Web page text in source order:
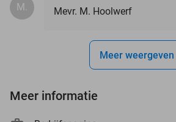
M. Mevr. M. Hoolwerf
Meer weergeven
Meer informatie